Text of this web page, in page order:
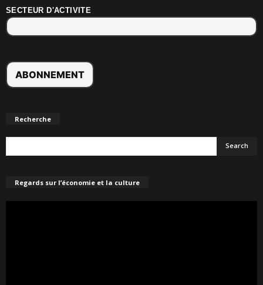
SECTEUR D'ACTIVITE
Recherche
Regards sur l’économie et la culture